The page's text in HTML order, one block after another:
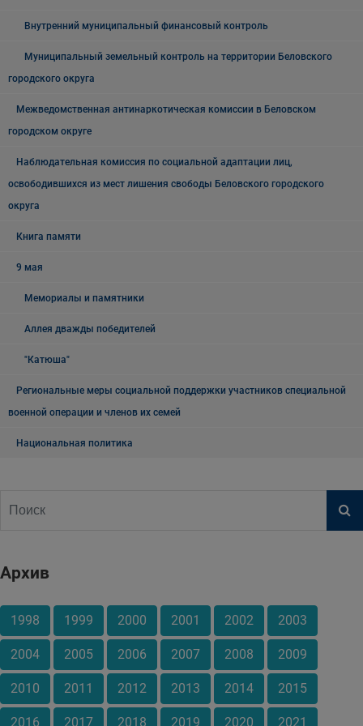
Внутренний муниципальный финансовый контроль
Муниципальный земельный контроль на территории Беловского
городского округа
Межведомственная антинаркотическая комиссии в Беловском
городском округе
Наблюдательная комиссия по социальной адаптации лиц,
освободившихся из мест лишения свободы Беловского городского
округа
Книга памяти
9 мая
Мемориалы и памятники
Аллея дважды победителей
"Катюша"
Региональные меры социальной поддержки участников специальной
военной операции и членов их семей
Национальная политика
Архив
1998 1999 2000 2001 2002 2003
2004 2005 2006 2007 2008 2009
2010 2011 2012 2013 2014 2015
2016 2017 2018 2019 2020 2021